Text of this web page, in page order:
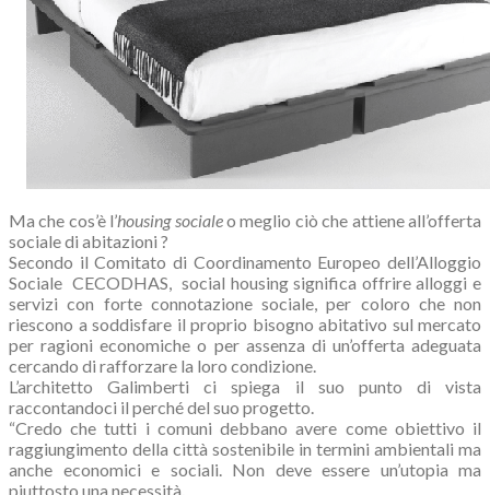
Ma che cos’è l’housing socialeo meglio ciò che attiene all’offerta
sociale di abitazioni ?
Secondo il Comitato di Coordinamento Europeo dell’Alloggio
Sociale CECODHAS, social housing significa offrire alloggi e
servizi con forte connotazione sociale, per coloro che non
riescono a soddisfare il proprio bisogno abitativo sul mercato
per ragioni economiche o per assenza di un’offerta adeguata
cercando di rafforzare la loro condizione.
L’architetto Galimberti ci spiega il suo punto di vista
raccontandoci il perché del suo progetto.
“Credo che tutti i comuni debbano avere come obiettivo il
raggiungimento della città sostenibile in termini ambientali ma
anche economici e sociali. Non deve essere un’utopia ma
piuttosto una necessità.